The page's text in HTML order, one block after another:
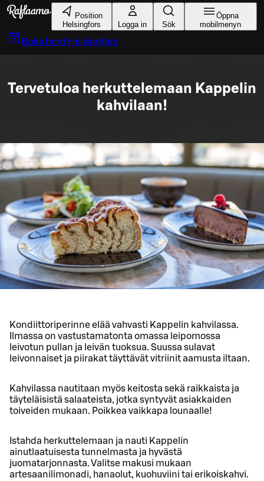
Gå till huvudinnehållet
Position
Helsingfors
Logga in Sök
Öppna
mobilmenyn
Boka bord Helsingfors
Tervetuloa herkuttelemaan Kappelin
kahvilaan!
Kondiittoriperinne elää vahvasti Kappelin kahvilassa.
Ilmassa on vastustamatonta omassa leipomossa
leivotun pullan ja leivän tuoksua. Suussa sulavat
leivonnaiset ja piirakat täyttävät vitriinit aamusta iltaan.
Kahvilassa nautitaan myös keitosta sekä raikkaista ja
täyteläisistä salaateista, jotka syntyvät asiakkaiden
toiveiden mukaan. Poikkea vaikkapa lounaalle!
Istahda herkuttelemaan ja nauti Kappelin
ainutlaatuisesta tunnelmasta ja hyvästä
juomatarjonnasta. Valitse makusi mukaan
artesaanilimonadi, hanaolut, kuohuviini tai erikoiskahvi.